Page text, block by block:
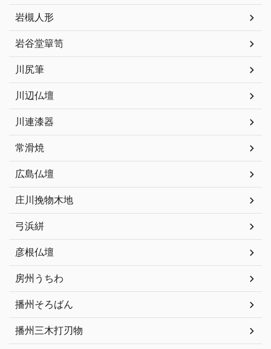
岩槻人形
岩谷堂簞笥
川尻筆
川辺仏壇
川連漆器
常滑焼
広島仏壇
庄川挽物木地
弓浜絣
彦根仏壇
房州うちわ
播州そろばん
播州三木打刃物